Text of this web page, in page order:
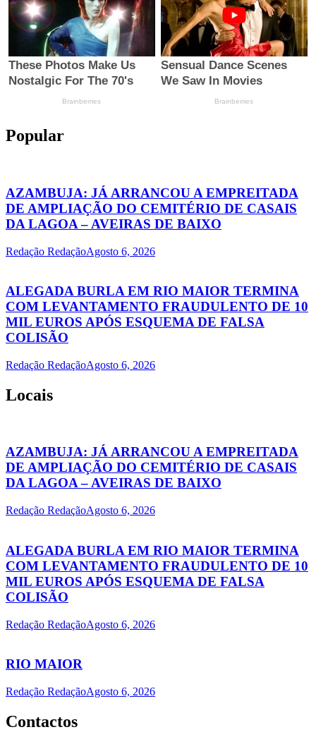
Popular
AZAMBUJA: JÁ ARRANCOU A EMPREITADA
DE AMPLIAÇÃO DO CEMITÉRIO DE CASAIS
DA LAGOA – AVEIRAS DE BAIXO
Redação RedaçãoAgosto 6, 2026
ALEGADA BURLA EM RIO MAIOR TERMINA
COM LEVANTAMENTO FRAUDULENTO DE 10
MIL EUROS APÓS ESQUEMA DE FALSA
COLISÃO
Redação RedaçãoAgosto 6, 2026
Locais
AZAMBUJA: JÁ ARRANCOU A EMPREITADA
DE AMPLIAÇÃO DO CEMITÉRIO DE CASAIS
DA LAGOA – AVEIRAS DE BAIXO
Redação RedaçãoAgosto 6, 2026
ALEGADA BURLA EM RIO MAIOR TERMINA
COM LEVANTAMENTO FRAUDULENTO DE 10
MIL EUROS APÓS ESQUEMA DE FALSA
COLISÃO
Redação RedaçãoAgosto 6, 2026
RIO MAIOR
Redação RedaçãoAgosto 6, 2026
Contactos